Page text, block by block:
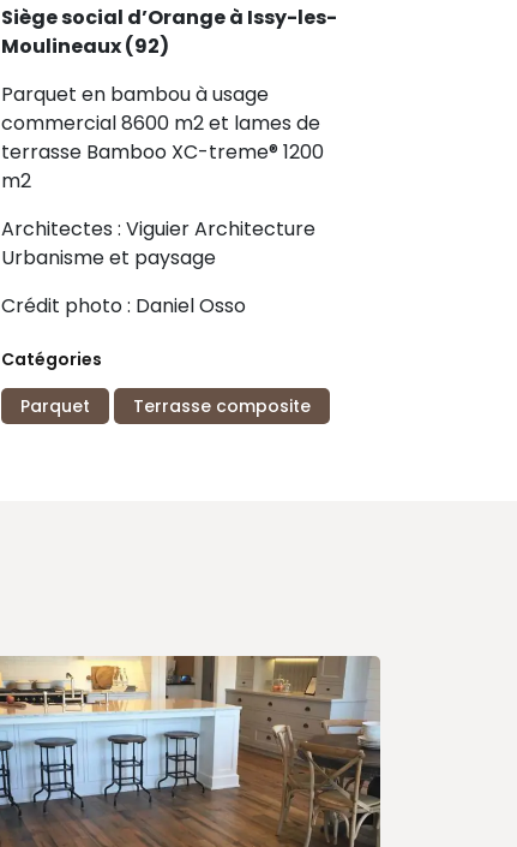
Siège social d’Orange à Issy-les-
Moulineaux (92)
Parquet en bambou à usage
commercial 8600 m2 et lames de
terrasse Bamboo XC-treme® 1200
m2
Architectes : Viguier Architecture
Urbanisme et paysage
Crédit photo : Daniel Osso
Catégories
Parquet
Terrasse composite